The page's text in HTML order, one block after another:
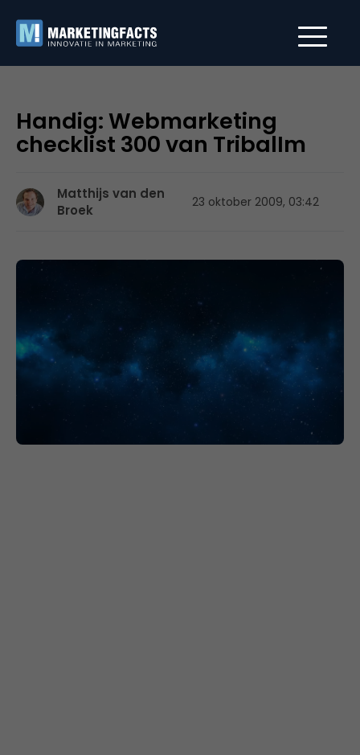
Handig: Webmarketing
checklist 300 van TribalIm
Matthijs van den
Broek
23 oktober 2009, 03:42